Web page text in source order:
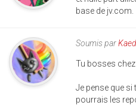
base de jv.com.
Soumis par
Tu bosses
Je pense que
pourrais les